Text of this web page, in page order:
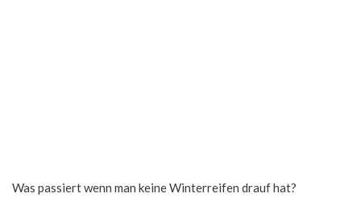
Was passiert wenn man keine Winterreifen drauf hat?